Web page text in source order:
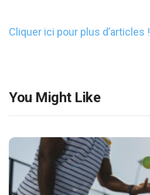
Cliquer ici pour plus d’articles !
You Might Like